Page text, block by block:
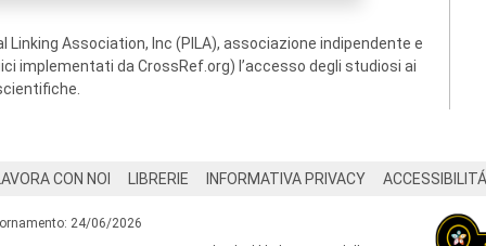
Association, Inc (PILA), associazione indipendente e
implementati da CrossRef.org) l’accesso degli studiosi ai
CON NOI LIBRERIE INFORMATIVA PRIVACY ACCESSIBILITÁ
24/06/2026